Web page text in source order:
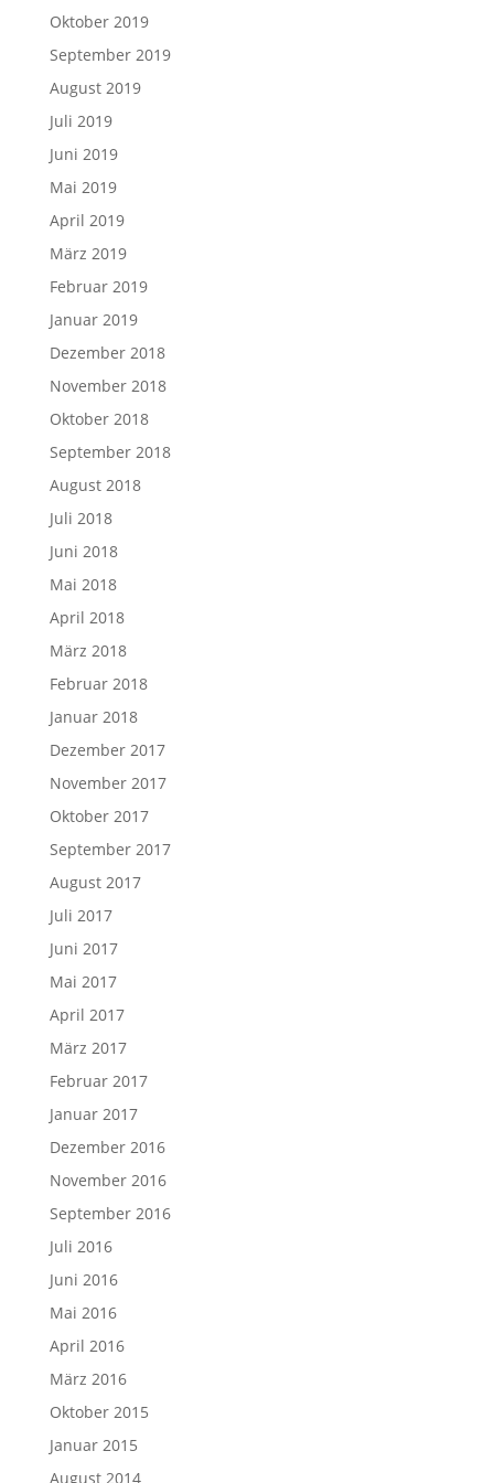
Oktober 2019
September 2019
August 2019
Juli 2019
Juni 2019
Mai 2019
April 2019
März 2019
Februar 2019
Januar 2019
Dezember 2018
November 2018
Oktober 2018
September 2018
August 2018
Juli 2018
Juni 2018
Mai 2018
April 2018
März 2018
Februar 2018
Januar 2018
Dezember 2017
November 2017
Oktober 2017
September 2017
August 2017
Juli 2017
Juni 2017
Mai 2017
April 2017
März 2017
Februar 2017
Januar 2017
Dezember 2016
November 2016
September 2016
Juli 2016
Juni 2016
Mai 2016
April 2016
März 2016
Oktober 2015
Januar 2015
August 2014